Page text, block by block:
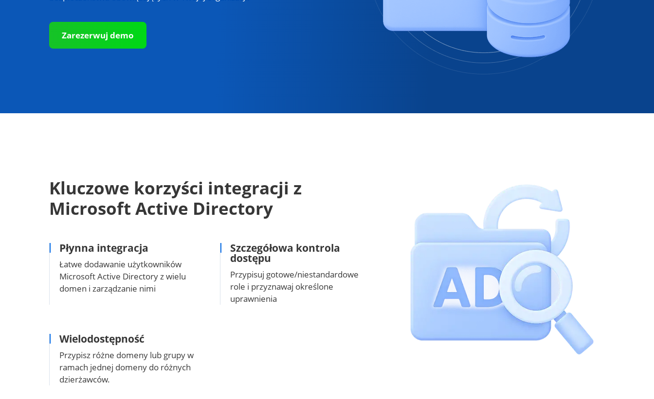
Zarezerwuj demo
Kluczowe korzyści integracji z
Microsoft Active Directory
Płynna integracja
Łatwe dodawanie użytkowników
Microsoft Active Directory z wielu
domen i zarządzanie nimi
Szczegółowa kontrola
dostępu
Przypisuj gotowe/niestandardowe
role i przyznawaj określone
uprawnienia
Wielodostępność
Przypisz różne domeny lub grupy w
ramach jednej domeny do różnych
dzierżawców.